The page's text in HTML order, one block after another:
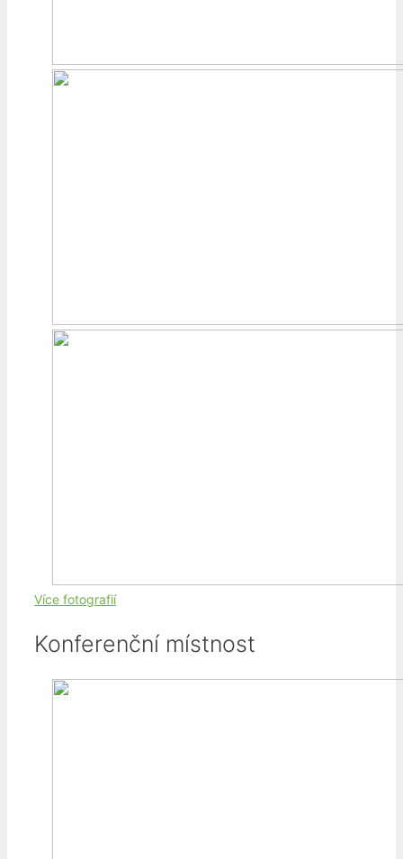
Více fotografií
Konferenční místnost